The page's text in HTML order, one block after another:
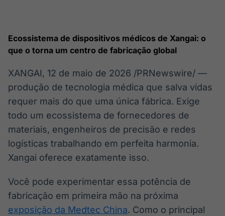
e Conteúdos
Broadcast
OTC
Plataforma para
negociação de
ativos
Datafeed
APIs para
integração de
conteúdos e
Broadcast
Ticker
Cotações e
Broadcast
Widgets
funcionalidades
Broadcast
Broadcast
Ecossistema de dispositivos médicos de Xangai: o
que o torna um centro de fabricação global
XANGAI, 12 de maio de 2026 /PRNewswire/ —
produção de tecnologia médica que salva vidas
requer mais do que uma única fábrica. Exige
todo um ecossistema de fornecedores de
materiais, engenheiros de precisão e redes
logísticas trabalhando em perfeita harmonia.
Xangai oferece exatamente isso.
Você pode experimentar essa potência de
fabricação em primeira mão na próxima
exposição da Medtec China. Como o principal